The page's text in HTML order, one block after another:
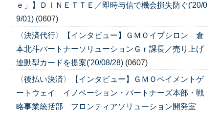
ｅ」】ＤＩＮＥＴＴＥ／即時与信で機会損失防ぐ('20/0
9/01) (0607)
〈決済代行〉【インタビュー】ＧＭＯイプシロン 倉
本北斗パートナーソリューションＧｒ課長／売り上げ
連動型カードを提案('20/08/28) (0607)
〈後払い決済〉【インタビュー】ＧＭＯペイメントゲ
ートウェイ イノベーション・パートナーズ本部・戦
略事業統括部 フロンティアソリューション開発室